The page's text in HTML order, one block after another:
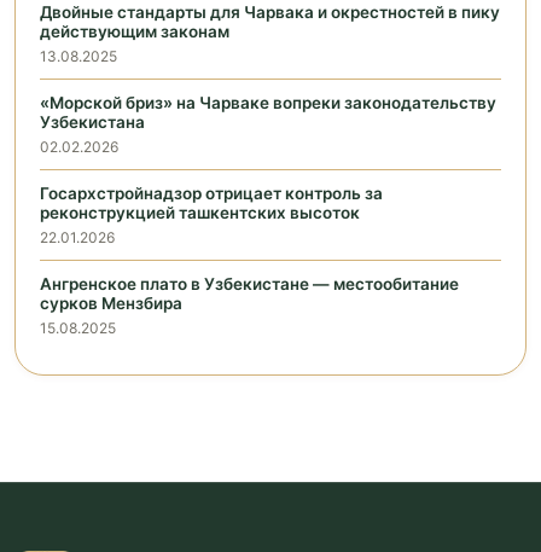
Двойные стандарты для Чарвака и окрестностей в пику
действующим законам
13.08.2025
«Морской бриз» на Чарваке вопреки законодательству
Узбекистана
02.02.2026
Госархстройнадзор отрицает контроль за
реконструкцией ташкентских высоток
22.01.2026
Ангренское плато в Узбекистане — местообитание
сурков Мензбира
15.08.2025